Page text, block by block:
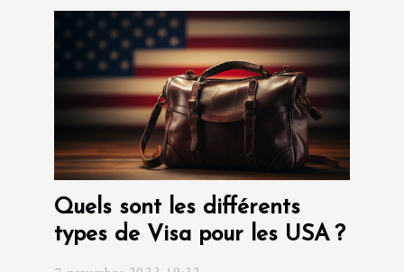
Quels sont les différents
types de Visa pour les USA ?